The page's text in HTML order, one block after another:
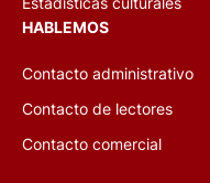
HABLEMOS
Contacto administrativo
Contacto de lectores
Contacto comercial